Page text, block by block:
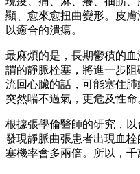
顯、愈來愈扭曲變形。皮
以癒合的潰瘍。
最麻煩的是，長期鬱積的
謂的靜脈栓塞，將進一步
流回心臟的話，可能塞住
突然喘不過氣，更危及性命
根據張學倫醫師的研究，以
發現靜脈曲張患者出現血
塞機率會多兩倍。所以，千